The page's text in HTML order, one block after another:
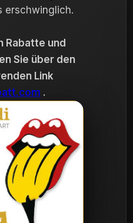
erschwinglich.
Rabatte und
Sie über den
Link
.